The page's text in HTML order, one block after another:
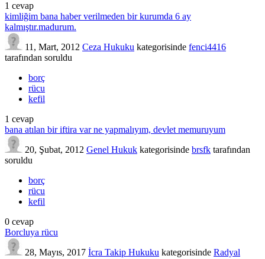
1 cevap
kimliğim bana haber verilmeden bir kurumda 6 ay
kalmıştır.madurum.
11, Mart, 2012 Ceza Hukuku kategorisinde fenci4416
tarafından soruldu
borç
rücu
kefil
1 cevap
bana atılan bir iftira var ne yapmalıyım, devlet memuruyum
20, Şubat, 2012 Genel Hukuk kategorisinde brsfk tarafından
soruldu
borç
rücu
kefil
0 cevap
Borcluya rücu
28, Mayıs, 2017 İcra Takip Hukuku kategorisinde Radyal